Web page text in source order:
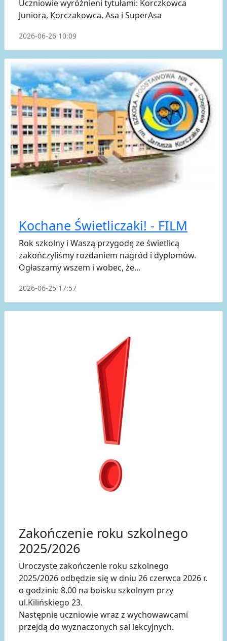
Uczniowie wyróżnieni tytułami: Korczkowca
Juniora, Korczakowca, Asa i SuperAsa
2026-06-26 10:09
Kochane Świetliczaki! - FILM
Rok szkolny i Waszą przygodę ze świetlicą
zakończyliśmy rozdaniem nagród i dyplomów.
Ogłaszamy wszem i wobec, że...
2026-06-25 17:57
Zakończenie roku szkolnego
2025/2026
Uroczyste zakończenie roku szkolnego
2025/2026 odbędzie się w dniu 26 czerwca 2026 r.
o godzinie 8.00 na boisku szkolnym przy
ul.Kilińskiego 23.
Następnie uczniowie wraz z wychowawcami
przejdą do wyznaczonych sal lekcyjnych.